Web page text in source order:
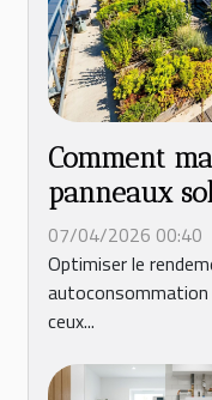
Comment
panneaux
07/04/2026 00:40
Optimiser le
autoconsommation
ceux...